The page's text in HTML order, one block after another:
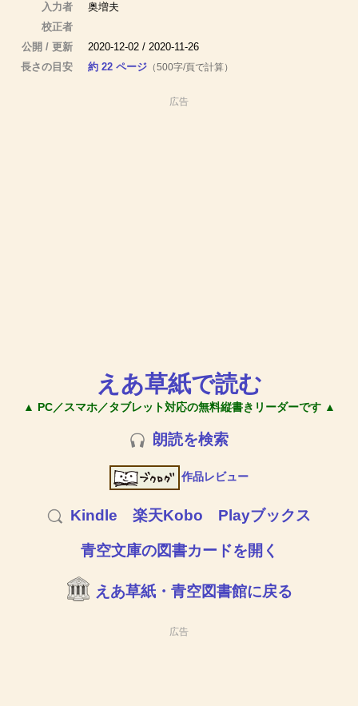
入力者
奥増夫
校正者
公開 / 更新
2020-12-02 / 2020-11-26
長さの目安
約 22 ページ （500字/頁で計算）
広告
えあ草紙で読む
▲ PC／スマホ／タブレット対応の無料縦書きリーダーです ▲
朗読を検索
作品レビュー
Kindle 楽天Kobo Playブックス
青空文庫の図書カードを開く
えあ草紙・青空図書館に戻る
広告